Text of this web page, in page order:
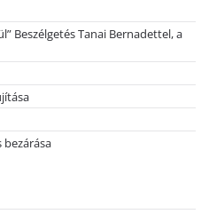
Beszélgetés Tanai Bernadettel, a
bezárása